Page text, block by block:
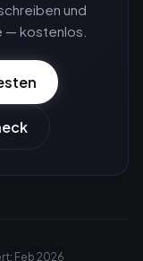
und
— kostenlos.
Feb 2026